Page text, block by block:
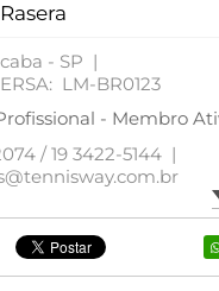
- SP |
LM-BR0123
- Membro
/ 19 3422-5144 |